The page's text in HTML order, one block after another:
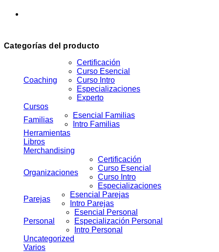
Categorías del producto
Coaching
Certificación
Curso Esencial
Curso Intro
Especializaciones
Experto
Cursos
Familias
Esencial Familias
Intro Familias
Herramientas
Libros
Merchandising
Organizaciones
Certificación
Curso Esencial
Curso Intro
Especializaciones
Parejas
Esencial Parejas
Intro Parejas
Personal
Esencial Personal
Especialización Personal
Intro Personal
Uncategorized
Varios